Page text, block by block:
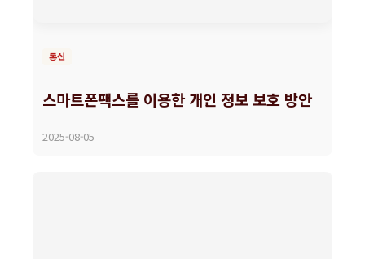
통신
스마트폰팩스를 이용한 개인 정보 보호 방안
2025-08-05